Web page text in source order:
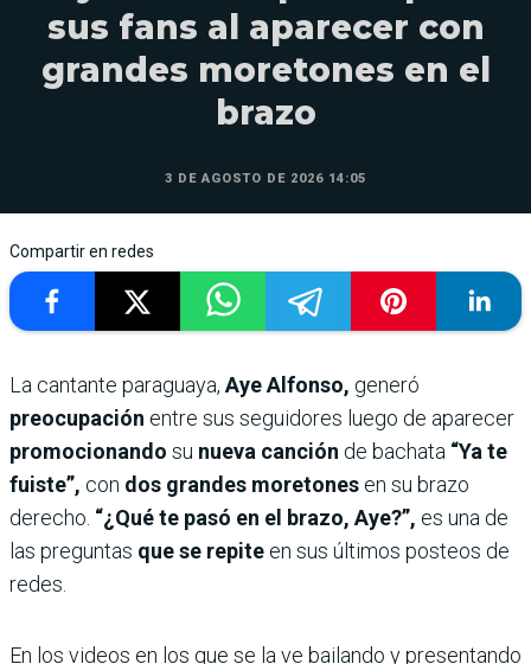
sus fans al aparecer con
grandes moretones en el
brazo
3 DE AGOSTO DE 2026 14:05
Compartir en redes
La cantante paraguaya, Aye Alfonso, generó
preocupación entre sus seguidores luego de aparecer
promocionando su nueva canción de bachata “Ya te
fuiste”, con dos grandes moretones en su brazo
derecho. “¿Qué te pasó en el brazo, Aye?”, es una de
las preguntas que se repite en sus últimos posteos de
redes.
En los videos en los que se la ve bailando y presentando